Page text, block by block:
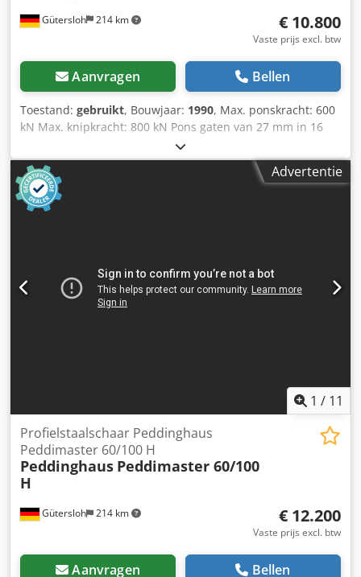
Gütersloh 214 km € 10.800
Vaste prijs excl. btw
Aanvragen Bellen
Toestand: gebruikt, Bouwjaar: 1990, Max. ponskracht: 600
kN Max. knipkracht: 800 kN Pons gaten van 27 mm in 16
mm staal Dcedpfx Aijtmyifjqok Knipt met de
platstaalschaar tot 400 mm lengte en 16 mm
materiaalsterkte Hydraulische klemming bij
platstaalschaar Grote oplegtafel aan de ponszijde met
aanslagen Verdere technische gegevens op aanvraag
Advertentie
1 / 11
Gütersloh 214 km
Profielstaalschaar Peddinghaus
Peddimaster 60/100 H
Peddinghaus Peddimaster 60/100
H
€ 12.200
Vaste prijs excl. btw
Aanvragen Bellen